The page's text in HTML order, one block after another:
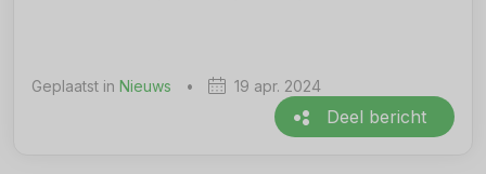
Geplaatst in Nieuws • 19 apr. 2024
Deel bericht